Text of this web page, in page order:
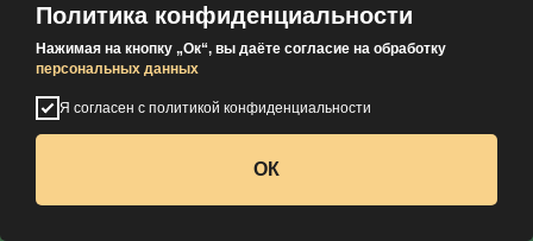
Политика конфиденциальности
Нажимая на кнопку „Ок“, вы даёте согласие на обработку
персональных данных
Я согласен с политикой конфиденциальности
ОК